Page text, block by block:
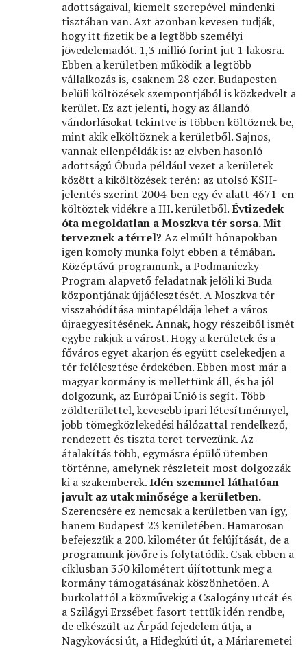
adottságaival, kiemelt szerepével mindenki
tisztában van. Azt azonban kevesen tudják,
hogy itt ﬁzetik be a legtöbb személyi
jövedelemadót. 1,3 millió forint jut 1 lakosra.
Ebben a kerületben működik a legtöbb
vállalkozás is, csaknem 28 ezer. Budapesten
belüli költözések szempontjából is közkedvelt a
kerület. Ez azt jelenti, hogy az állandó
vándorlásokat tekintve is többen költöznek be,
mint akik elköltöznek a kerületből. Sajnos,
vannak ellenpéldák is: az elvben hasonló
adottságú Óbuda például vezet a kerületek
között a kiköltözések terén: az utolsó KSH-
jelentés szerint 2004-ben egy év alatt 4671-en
költöztek vidékre a III. kerületből.Évtizedek
óta megoldatlan a Moszkva tér sorsa. Mit
terveznek a térrel? Az elmúlt hónapokban
igen komoly munka folyt ebben a témában.
Középtávú programunk, a Podmaniczky
Program alapvető feladatnak jelöli ki Buda
központjának újjáélesztését. A Moszkva tér
visszahódítása mintapéldája lehet a város
újraegyesítésének. Annak, hogy részeiből ismét
egybe rakjuk a várost. Hogy a kerületek és a
főváros egyet akarjon és együtt cselekedjen a
tér felélesztése érdekében. Ebben most már a
magyar kormány is mellettünk áll, és ha jól
dolgozunk, az Európai Unió is segít. Több
zöldterülettel, kevesebb ipari létesítménnyel,
jobb tömegközlekedési hálózattal rendelkező,
rendezett és tiszta teret tervezünk. Az
átalakítás több, egymásra épülő ütemben
történne, amelynek részleteit most dolgozzák
ki a szakemberek.Idén szemmel láthatóan
javult az utak minősége a kerületben.
Szerencsére ez nemcsak a kerületben van így,
hanem Budapest 23 kerületében. Hamarosan
befejezzük a 200. kilométer út felújítását, de a
programunk jövőre is folytatódik. Csak ebben a
ciklusban 350 kilométert újítottunk meg a
kormány támogatásának köszönhetően. A
burkolattól a közművekig a Csalogány utcát és
a Szilágyi Erzsébet fasort tettük idén rendbe,
de elkészült az Árpád fejedelem útja, a
Nagykovácsi út, a Hidegkúti út, a Máriaremetei